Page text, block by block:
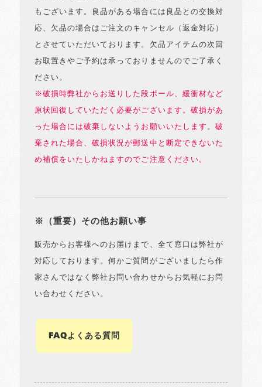
もございます。良品がある場合には良品との交換対
応、欠品の場合はご注文のキャンセル（返金対応）
とさせていただいております。欠品アイテムの次回
お取置きやご予約は承っておりませんのでご了承く
ださい。
※破損時弊社からお送りした段ボール、緩衝材など
原状回復していただく必要がございます。破損があ
った場合には破棄しないようお願いいたします。破
棄された場合、破損状況が郵送中と断定できないた
め補償をいたしかねますのでご注意ください。
※（重要）その他お願い事
販売からお客様へのお届けまで、全て窓口は弊社が
対応しております。何かご質問がございましたら作
家さんではなく弊社お問い合わせからお気軽にお問
い合わせください。
FAQよくある質問